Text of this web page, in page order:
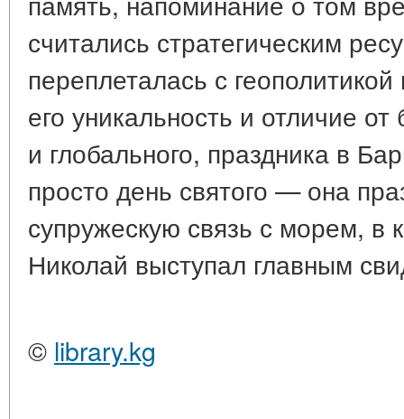
считались стратегическим
переплеталась с
его уникальность и отличие
и глобального, праздника в
просто день святого — она
супружескую связь с морем, в
Николай выступал главным
© library.kg